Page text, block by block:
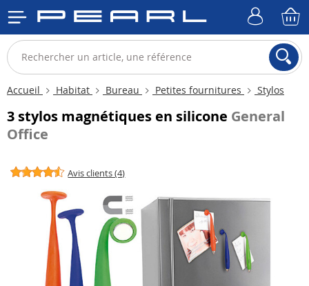
Accueil Habitat Bureau Petites fournitures Stylos
3 stylos magnétiques en silicone General
Office
Avis clients (4)